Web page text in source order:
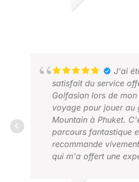
J'ai
satisfait du service
Golfasian lors de mon
voyage pour jouer au
Mountain à Phuket.
parcours fantastique
recommande
qui m'a offert une